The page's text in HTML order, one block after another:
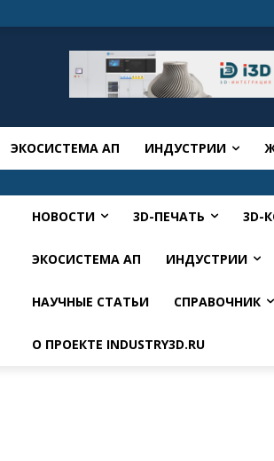
ЭКОСИСТЕМА АП ИНДУСТРИИ
НОВОСТИ 3D-ПЕЧАТЬ 3D-
ЭКОСИСТЕМА АП ИНДУСТРИИ
НАУЧНЫЕ СТАТЬИ СПРАВОЧНИК
О ПРОЕКТЕ INDUSTRY3D.RU